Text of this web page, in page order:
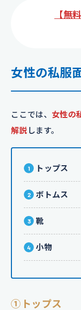
【無
女性の私服
ここでは、 女性の
解説 します。
トップス
ボトムス
靴
小物
①トップス